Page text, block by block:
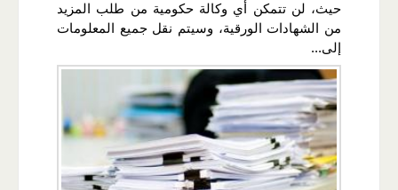
حيث، لن تتمكن أي وكالة حكومية من طلب المزيد
من الشهادات الورقية، وسيتم نقل جميع المعلومات
إلى...